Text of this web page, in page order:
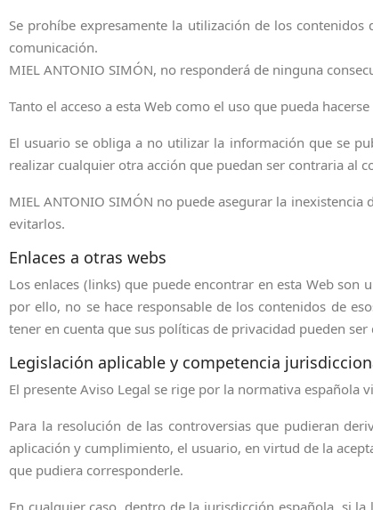
Se prohíbe expresamente la utilización de los
comunicación.
MIEL ANTONIO SIMÓN, no responderá de ninguna
Tanto el acceso a esta Web como el uso que pueda
El usuario se obliga a no utilizar la información que se
realizar cualquier otra acción que puedan ser contraria al
MIEL ANTONIO SIMÓN no puede asegurar la
evitarlos.
Enlaces a otras webs
Los enlaces (links) que puede encontrar en esta Web son
por ello, no se hace responsable de los contenidos de
tener en cuenta que sus políticas de privacidad pueden
Legislación aplicable y competencia
El presente Aviso Legal se rige por la normativa española
Para la resolución de las controversias que pudieran
aplicación y cumplimiento, el usuario, en virtud de la
que pudiera corresponderle.
En cualquier caso, dentro de la jurisdicción española, si